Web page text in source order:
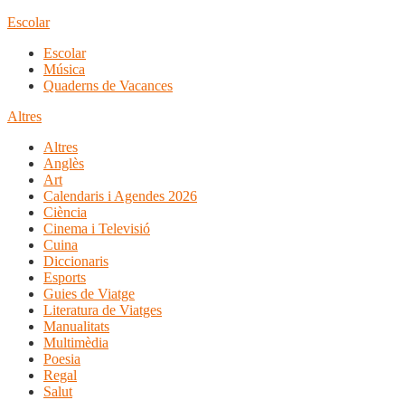
Escolar
Escolar
Música
Quaderns de Vacances
Altres
Altres
Anglès
Art
Calendaris i Agendes 2026
Ciència
Cinema i Televisió
Cuina
Diccionaris
Esports
Guies de Viatge
Literatura de Viatges
Manualitats
Multimèdia
Poesia
Regal
Salut